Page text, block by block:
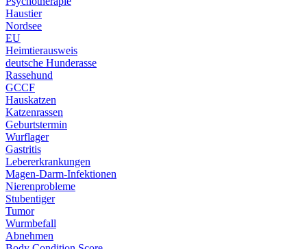
Haustier
Nordsee
EU
Heimtierausweis
deutsche Hunderasse
Rassehund
GCCF
Hauskatzen
Katzenrassen
Geburtstermin
Wurflager
Gastritis
Lebererkrankungen
Magen-Darm-Infektionen
Nierenprobleme
Stubentiger
Tumor
Wurmbefall
Abnehmen